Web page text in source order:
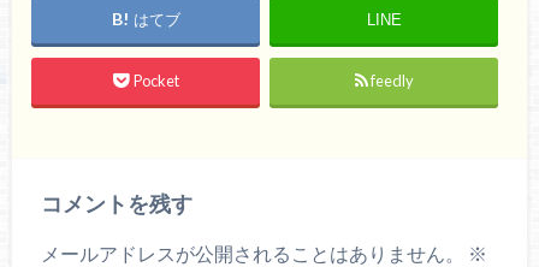
はてブ LINE
Pocket feedly
コメントを残す
メールアドレスが公開されることはありません。
※